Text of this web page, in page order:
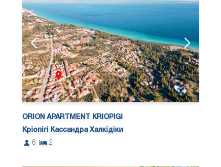
ORION APARTMENT KRIOPIGI
Кріопігі Кассандра Халкідіки
6
2